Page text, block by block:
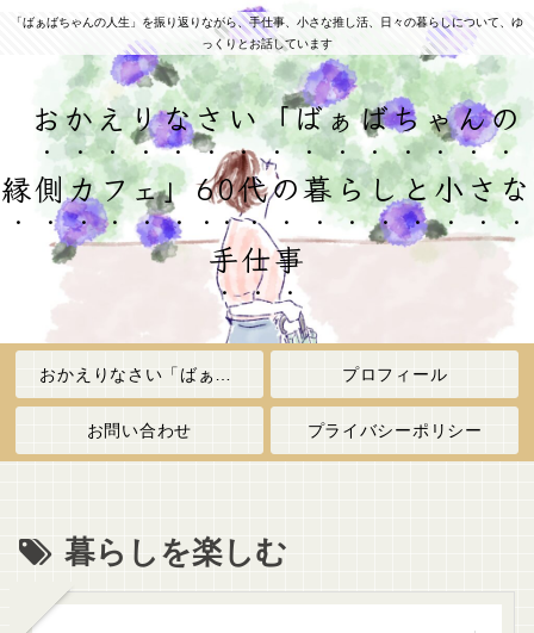
「ばぁばちゃんの人生」を振り返りながら、手仕事、小さな推し活、日々の暮らしについて、ゆ
っくりとお話しています
おかえりなさい「ばぁばちゃんの
縁側カフェ」60代の暮らしと小さな
手仕事
プロフィール
お問い合わせ プライバシーポリシー
暮らしを楽しむ